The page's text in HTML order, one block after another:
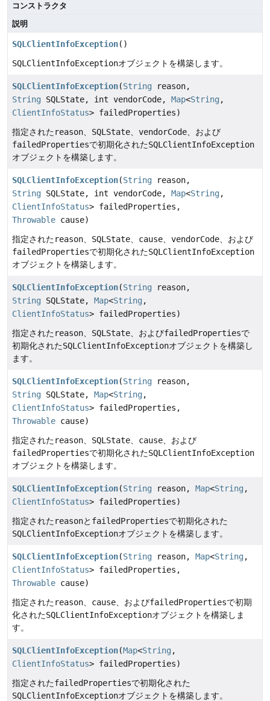
コンストラクタ
説明
SQLClientInfoException()
SQLClientInfoExceptionオブジェクトを構築します。
SQLClientInfoException(String reason,
String SQLState, int vendorCode, Map<String ,
ClientInfoStatus> failedProperties)
指定されたreason SQLState vendorCode 、および
failedPropertiesで初期化されたSQLClientInfoException
オブジェクトを構築します。
SQLClientInfoException(String reason,
String SQLState, int vendorCode, Map<String,
ClientInfoStatus> failedProperties,
Throwable cause)
指定されたreason SQLState cause vendorCode 、および
failedPropertiesで初期化されたSQLClientInfoException
オブジェクトを構築します。
SQLClientInfoException(String reason,
String SQLState, Map<String ,
ClientInfoStatus> failedProperties)
指定されたreason SQLState 、およびfailedPropertiesで
初期化されたSQLClientInfoExceptionオブジェクトを構築し
ます。
SQLClientInfoException(String reason,
String SQLState, Map<String,
ClientInfoStatus> failedProperties,
Throwable cause)
指定されたreason SQLState cause 、および
failedPropertiesで初期化されたSQLClientInfoException
オブジェクトを構築します。
SQLClientInfoException(String reason, Map<String ,
ClientInfoStatus> failedProperties)
指定されたreasonと failedPropertiesで初期化された
SQLClientInfoExceptionオブジェクトを構築します。
SQLClientInfoException(String reason, Map<String,
ClientInfoStatus> failedProperties,
Throwable cause)
指定されたreason cause 、およびfailedPropertiesで初期
化されたSQLClientInfoExceptionオブジェクトを構築しま
す。
SQLClientInfoException(Map<String ,
ClientInfoStatus> failedProperties)
指定されたfailedPropertiesで初期化された
SQLClientInfoExceptionオブジェクトを構築します。